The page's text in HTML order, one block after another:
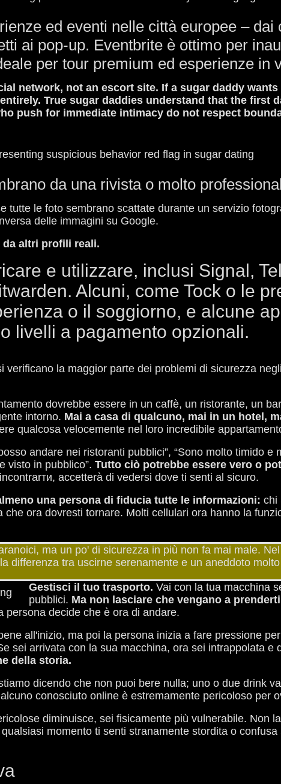
ed eventi nelle città europee –
ai pop-up. Eventbrite è ottimo per
per tour premium ed esperienze in
network, not an escort site. If a sugar daddy
True sugar daddies understand that the first
push for immediate intimacy do not respect
da una rivista o molto
tutte le foto sembrano scattate durante un servizio
delle immagini su Google.
altri profili reali.
e utilizzare, inclusi Signal,
Alcuni, come Tock o le
o il soggiorno, e alcune
livelli a pagamento opzionali.
la maggior parte dei problemi di sicurezza
dovrebbe essere in un caffè, un ristorante, un
intorno. Mai a casa di qualcuno, mai in un hotel,
qualcosa velocemente nel loro incredibile
andare nei ristoranti pubblici”, “Sono molto timido e
visto in pubblico”. Tutto ciò potrebbe essere vero o
accetterà di vedersi dove ti senti al sicuro.
una persona di fiducia tutte le informazioni: chi
ora dovresti tornare. Molti cellulari ora hanno la
ma un po' di sicurezza in più non fa mai male.
differenza tra uscirne serenamente e un aneddoto
Gestisci il tuo trasporto. Vai con la tua macchina
pubblici. Ma non lasciare che vengano a
persona decide che è ora di andare.
all'inizio, ma poi la persona inizia a fare pressione
sei arrivata con la sua macchina, ora sei intrappolata e
della storia.
dicendo che non puoi bere nulla; uno o due drink
conosciuto online è estremamente pericoloso per
diminuisce, sei fisicamente più vulnerabile. Non
momento ti senti stranamente stordita o